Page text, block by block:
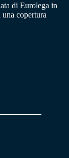
di Eurolega in
copertura